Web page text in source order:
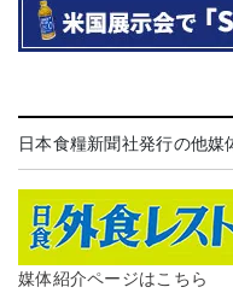
日本食糧新聞社発行の他媒
媒体紹介ページはこちら